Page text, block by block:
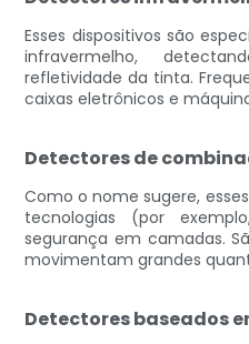
Esses dispositivos são
infravermelho,
refletividade da tinta.
caixas eletrônicos e
Detectores de
Como o nome sugere,
tecnologias (por
segurança em camadas.
movimentam grandes
Detectores baseados